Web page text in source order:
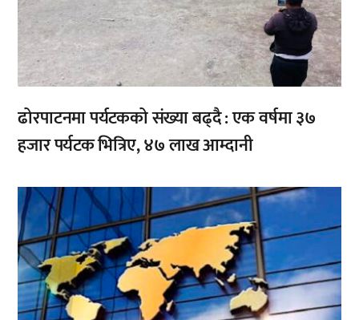
ढोरपाटनमा पर्यटकको संख्या बढ्दै : एक वर्षमा ३७
हजार पर्यटक भित्रिए, ४७ लाख आम्दानी